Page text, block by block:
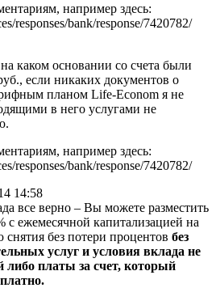
например здесь:
responses/bank/response/7420782/
каком основании со счета были
если никаких документов о
планом Life-Econom я не
в него услугами не
например здесь:
responses/bank/response/7420782/
14:58
все верно – Вы можете разместить
с ежемесячной капитализацией на
без потери процентов без
услуг и условия вклада не
либо платы за счет, который